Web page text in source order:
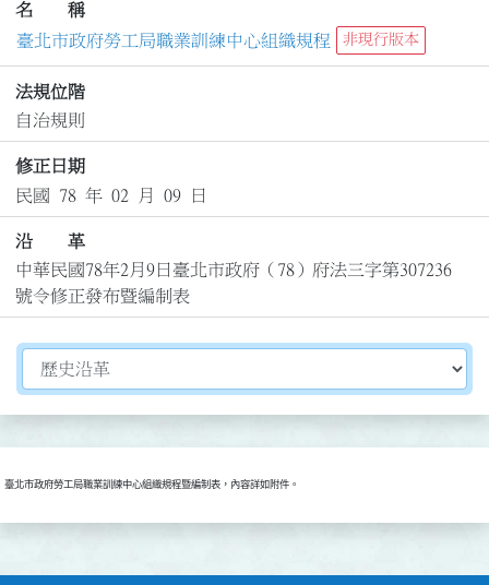
名 稱
臺北市政府勞工局職業訓練中心組織規程
非現行版本
法規位階
自治規則
修正日期
民國 78 年 02 月 09 日
沿 革
中華民國78年2月9日臺北市政府（78）府法三字第307236
號令修正發布暨編制表
切換選擇法規資訊內容
臺北市政府勞工局職業訓練中心組織規程暨編制表，內容詳如附件。